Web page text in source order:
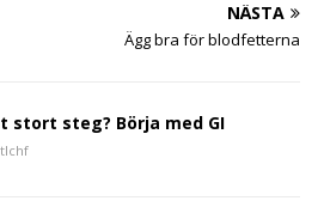
NÄSTA
Ägg bra för blodfetterna
stort steg? Börja med GI